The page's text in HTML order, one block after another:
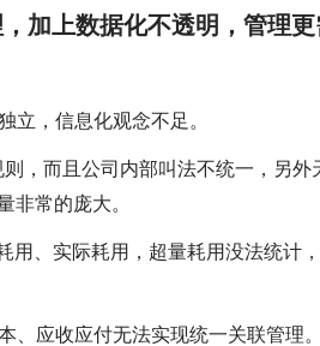
加上数据化不透明，管理更
立，信息化观念不足。
，而且公司内部叫法不统一，另外
非常的庞大。
、实际耗用，超量耗用没法统计，
、应收应付无法实现统一关联管理。